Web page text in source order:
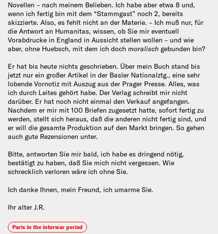
Novellen – nach meinem Belieben. Ich habe aber etwa 8 und,
wenn ich fertig bin mit dem “Stammgast” noch 2, bereits
skizzierte. Also, es fehlt nicht an der Materie. – Ich muß nur, für
die Antwort an Humanitas, wissen, ob Sie mir eventuell
Vorabdrucke in England in Aussicht stellen wollen – und wie
aber, ohne Huebsch, mit dem ich doch moralisch gebunden bin?
Er hat bis heute nichts geschrieben. Über mein Buch stand bis
jetzt nur ein großer Artikel in der Basler Nationalztg., eine sehr
lobende Vornotiz mit Auszug aus der Prager Presse. Alles, was
ich durch Leites gehört habe. Der Verlag schreibt mir nicht
darüber. Er hat noch nicht einmal den Verkauf angefangen.
Nachdem er mir mit 100 Briefen zugesetzt hatte, sofort fertig zu
werden, stellt sich heraus, daß die anderen nicht fertig sind, und
er will die gesamte Produktion auf den Markt bringen. So gehen
auch gute Rezensionen unter.
Bitte, antworten Sie mir bald, ich habe es dringend nötig,
bestätigt zu haben, daß Sie mich nicht vergessen. Wie
schrecklich verloren wäre ich ohne Sie.
Ich danke Ihnen, mein Freund, ich umarme Sie.
Ihr alter J.R.
Paris in the interwar period